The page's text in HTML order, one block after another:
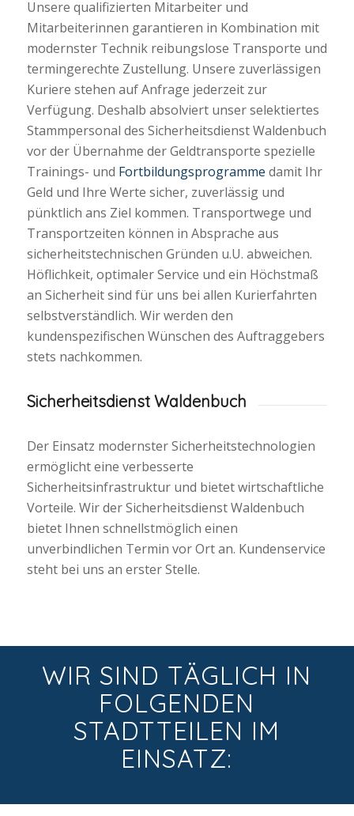
Unsere qualifizierten Mitarbeiter und
Mitarbeiterinnen garantieren in Kombination mit
modernster Technik reibungslose Transporte und
termingerechte Zustellung. Unsere zuverlässigen
Kuriere stehen auf Anfrage jederzeit zur
Verfügung. Deshalb absolviert unser selektiertes
Stammpersonal des Sicherheitsdienst Waldenbuch
vor der Übernahme der Geldtransporte spezielle
Trainings- und Fortbildungsprogramme damit Ihr
Geld und Ihre Werte sicher, zuverlässig und
pünktlich ans Ziel kommen. Transportwege und
Transportzeiten können in Absprache aus
sicherheitstechnischen Gründen u.U. abweichen.
Höflichkeit, optimaler Service und ein Höchstmaß
an Sicherheit sind für uns bei allen Kurierfahrten
selbstverständlich. Wir werden den
kundenspezifischen Wünschen des Auftraggebers
stets nachkommen.
Sicherheitsdienst Waldenbuch
Der Einsatz modernster Sicherheitstechnologien
ermöglicht eine verbesserte
Sicherheitsinfrastruktur und bietet wirtschaftliche
Vorteile. Wir der Sicherheitsdienst Waldenbuch
bietet Ihnen schnellstmöglich einen
unverbindlichen Termin vor Ort an. Kundenservice
steht bei uns an erster Stelle.
WIR SIND TÄGLICH IN
FOLGENDEN
STADTTEILEN IM
EINSATZ: